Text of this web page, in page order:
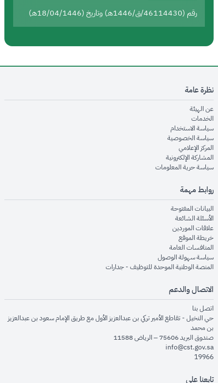
رقم (46114430/ق/1446هـ) وتاريخ (18/04/1446هـ)
نظرة عامة
عن الهيئةopens in new window
الخدماتopens in new window
سياسة الاستخدام
سياسة الخصوصيةopens in new window
المركز الإعلاميopens in new window
المشاركة الإلكترونيةopens in new window
سياسة حرية المعلوماتopens in new window
روابط مهمة
البيانات المفتوحةopens in new window
الأسئلة الشائعةopens in new window
علاقات الموردينopens in new window
خريطة الموقعopens in new window
المنافسات العامةopens in new window
سياسة سهولة الوصولopens in new window
المنصة الوطنية الموحدة للتوظيف - جداراتopens in new window
الاتصال والدعم
اتصل بنا
حي النخيل - تقاطع الأمير تركي بن عبدالعزيز الأول مع طريق الإمام سعود بن عبدالعزيز
بن محمد
صندوق البريد 75606 – الرياض 11588
info@cst.gov.sa
19966
تابعنا على